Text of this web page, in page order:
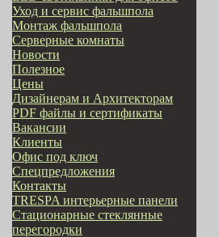
Уход и сервис фальшпола
Монтаж фальшпола
Серверные комнаты
Новости
Полезное
Цены
Дизайнерам и Архитекторам
PDF файлы и сертификаты
Вакансии
Клиенты
Офис под ключ
Cпецпредложения
Контакты
TRESPA интерьерные панели
Стационарные стеклянные
перегородки